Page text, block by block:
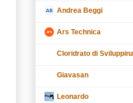
Andrea Beggi
Ars Technica
Cloridrato di
Giavasan
Leonardo